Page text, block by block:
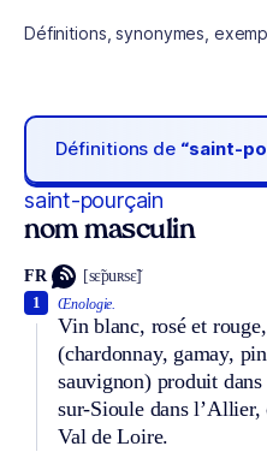
Définitions, synonymes,
Définitions de “saint-
saint-pourçain
nom masculin
FR [sɛ̃puʀsɛ̃]
Œnologie.
Vin blanc, rosé et
(chardonnay, gamay,
sauvignon) produit
sur-Sioule dans l’Allier,
Val de Loire.
1